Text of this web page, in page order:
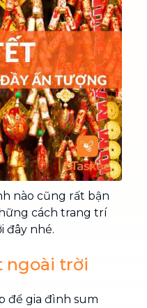
nào cũng rất bận
cách trang trí
đây nhé.
ngoài trời
để gia đình sum